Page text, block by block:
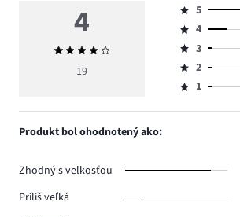
4
Priemerné
hodnotenie
19
Hodnotenie
5,
počet
hlasov
11.
5
Hodnotenie
4,
počet
hlasov
4
Hodnotenie
3,
počet
3
Hodnotenie
2,
2
Hodnotenie
1,
1
Produkt bol ohodnotený ako:
Zhodný s veľkosťou
Príliš veľká